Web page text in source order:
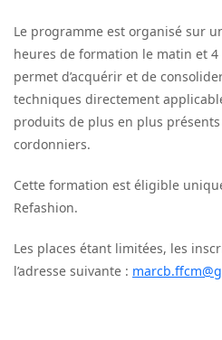
Le programme est organisé sur
heures de formation le matin et 4
permet d’acquérir et de
techniques directement
produits de plus en plus présents
cordonniers.
Cette formation est éligible
Refashion.
Les places étant limitées, les
l’adresse suivante :